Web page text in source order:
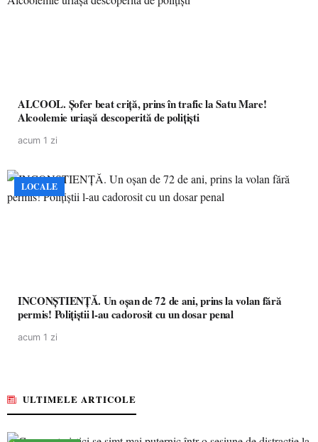
ALCOOL. Șofer beat criță, prins în trafic la Satu Mare!
Alcoolemie uriașă descoperită de polițiști
acum 1 zi
LOCALE
INCONȘTIENȚĂ. Un oșan de 72 de ani, prins la volan fără
permis! Polițiștii l-au cadorosit cu un dosar penal
acum 1 zi
ULTIMELE ARTICOLE